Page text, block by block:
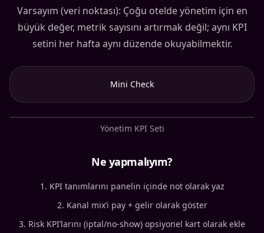
Varsayım (veri noktası): Çoğu otelde yönetim için en
büyük değer, metrik sayısını artırmak değil; aynı KPI
setini her hafta aynı düzende okuyabilmektir.
Mini Check
Yönetim KPI Seti
Ne yapmalıyım?
KPI tanımlarını panelin içinde not olarak yaz
Kanal mix’i pay + gelir olarak göster
Risk KPI’larını (iptal/no-show) opsiyonel kart olarak ekle